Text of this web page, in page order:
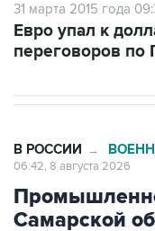
31 марта 2015 года
Евро упал к
переговоров по
В РОССИИ →
06:42, 8 августа 2026
Самарской